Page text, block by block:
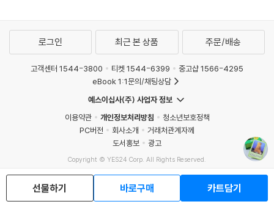
선물하기 바로구매 카트담기
로그인 최근 본 상품 주문/배송
고객센터 1544-3800 티켓 1544-6399
중고샵 1566-4295
eBook 1:1문의/채팅상담
예스이십사(주) 사업자 정보
이용약관
개인정보처리방침
청소년보호정책
PC버전
회사소개
거래처관계자께
도서홍보
광고
Copyright © YES24 Corp. All Rights Reserved.